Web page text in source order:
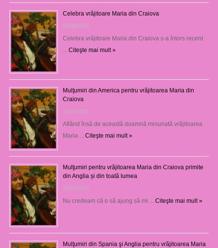
Celebra vrăjitoare Maria din Craiova
06/08/2026
Celebra vrăjitoare Maria din Craiova s-a întors recent
Citeşte mai mult »
Mulţumiri din America pentru vrăjitoarea Maria din
Craiova
31/07/2026
Aflând însă de această doamnă minunată vrăjitoarea
Maria … Citeşte mai mult »
Mulţumiri pentru vrăjitoarea Maria din Craiova primite
din Anglia și din toată lumea
29/07/2026
Nu credeam că o să ajung să mi … Citeşte mai mult »
Mulţumiri din Spania şi Anglia pentru vrăjitoarea Maria